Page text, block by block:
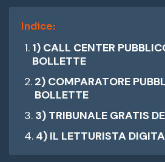
Indice:
1) CALL CENTER
BOLLETTE
2) COMPARATORE
BOLLETTE
3) TRIBUNALE GRATIS
4) IL LETTURISTA